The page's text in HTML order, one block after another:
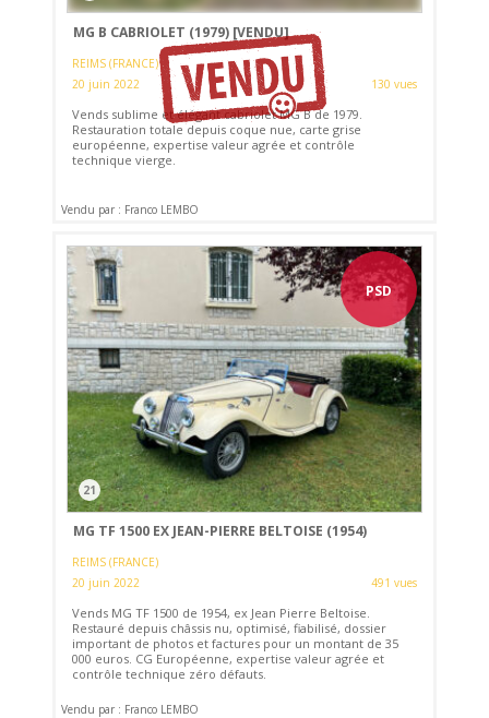
MG B CABRIOLET (1979) [VENDU]
REIMS (FRANCE)
20 juin 2022
130 vues
Vends sublime et élégant cabriolet MG B de 1979.
Restauration totale depuis coque nue, carte grise
européenne, expertise valeur agrée et contrôle
technique vierge.
Vendu par : Franco LEMBO
PSD
21
MG TF 1500 EX JEAN-PIERRE BELTOISE (1954)
REIMS (FRANCE)
20 juin 2022
491 vues
Vends MG TF 1500 de 1954, ex Jean Pierre Beltoise.
Restauré depuis châssis nu, optimisé, fiabilisé, dossier
important de photos et factures pour un montant de 35
000 euros. CG Européenne, expertise valeur agrée et
contrôle technique zéro défauts.
Vendu par : Franco LEMBO